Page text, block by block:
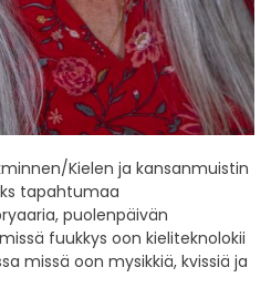
Kielen ja kansanmuistin
tapahtumaa
puolenpäivän
fuukkys oon kieliteknolokii
missä oon mysikkiä, kvissiä ja